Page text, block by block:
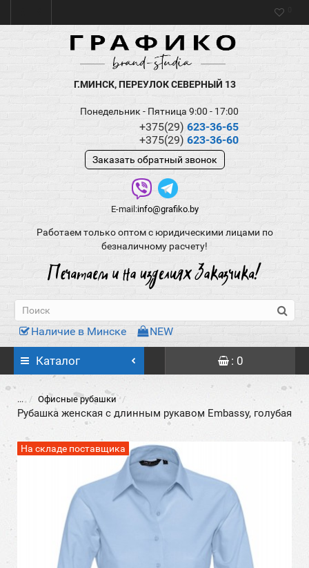
Г.МИНСК, ПЕРЕУЛОК СЕВЕРНЫЙ 13
Понедельник - Пятница 9:00 - 17:00
+375(29) 623-36-65
+375(29) 623-36-60
Заказать обратный звонок
E-mail:info@grafiko.by
Работаем только оптом с юридическими лицами по
безналичному расчету!
Наличие в Минске NEW
Каталог : 0
... Офисные рубашки
Рубашка женская с длинным рукавом Embassy, голубая
На складе поставщика